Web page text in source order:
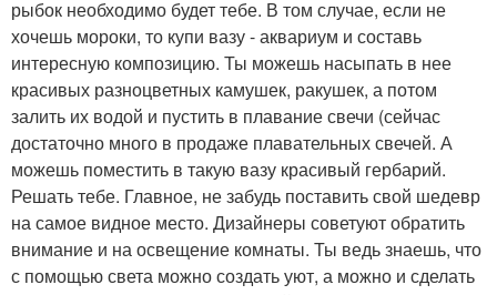
рыбок необходимо будет тебе. В том случае, если не
хочешь мороки, то купи вазу - аквариум и составь
интересную композицию. Ты можешь насыпать в нее
красивых разноцветных камушек, ракушек, а потом
залить их водой и пустить в плавание свечи (сейчас
достаточно много в продаже плавательных свечей. А
можешь поместить в такую вазу красивый гербарий.
Решать тебе. Главное, не забудь поставить свой шедевр
на самое видное место. Дизайнеры советуют обратить
внимание и на освещение комнаты. Ты ведь знаешь, что
с помощью света можно создать уют, а можно и сделать